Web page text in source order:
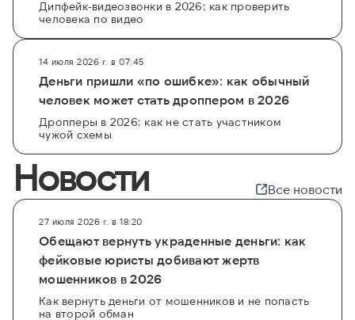
Дипфейк-видеозвонки в 2026: как проверить
человека по видео
14 июля 2026 г. в 07:45
Деньги пришли «по ошибке»: как обычный
человек может стать дроппером в 2026
Дропперы в 2026: как не стать участником
чужой схемы
Новости Все новости
27 июля 2026 г. в 18:20
Обещают вернуть украденные деньги: как
фейковые юристы добивают жертв
мошенников в 2026
Как вернуть деньги от мошенников и не попасть
на второй обман